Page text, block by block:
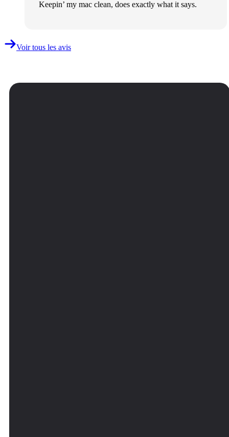
Keepin’ my mac clean, does exactly what it says.
Voir tous les avis